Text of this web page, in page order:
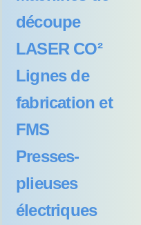
découpe
LASER CO²
Lignes de
fabrication et
FMS
Presses-
plieuses
électriques